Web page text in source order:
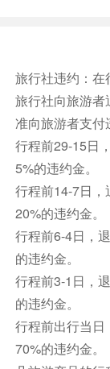
趣。（2
推荐自费
普芬比利
性窄轨铁
也是世界
程24公里
过美丽的
可以欣赏
名的地标
【时光穿
蒸汽火车
深怀旧之
【海岸奇
场自然界
余晖，成
旅行社违约：在
旅行社向旅游
准向旅游者支付
行程前29-15日
5%的违约金。
行程前14-7日
20%的违约金。
行程前6-4日，
的违约金。
行程前3-1日，
的违约金。
行程前出行当
70%的违约金。